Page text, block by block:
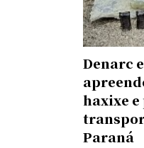
Denarc
haxixe
Paraná